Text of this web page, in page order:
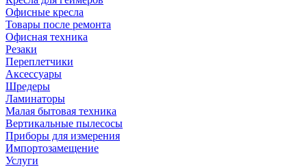
Офисные кресла
Товары после ремонта
Офисная техника
Резаки
Переплетчики
Аксессуары
Шредеры
Ламинаторы
Малая бытовая техника
Вертикальные пылесосы
Приборы для измерения
Импортозамещение
Услуги